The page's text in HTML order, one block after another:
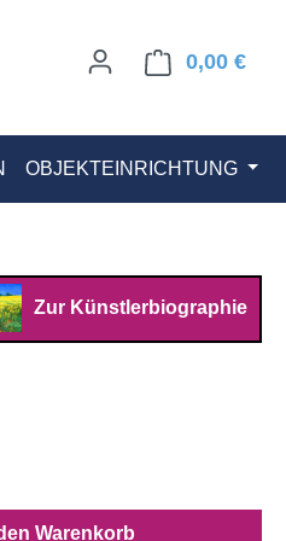
0,00 €
OBJEKTEINRICHTUNG
Zur Künstlerbiographie
Wert ein
Warenkorb